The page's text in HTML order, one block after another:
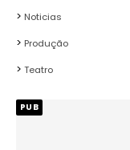
Noticias
Produção
Teatro
PUB